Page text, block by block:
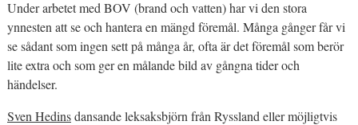
Under arbetet med BOV (brand och vatten) har vi den stora
ynnesten att se och hantera en mängd föremål. Många gånger får vi
se sådant som ingen sett på många år, ofta är det föremål som berör
lite extra och som ger en målande bild av gångna tider och
händelser.
Sven Hedinsdansande leksaksbjörn från Ryssland eller möjligtvis